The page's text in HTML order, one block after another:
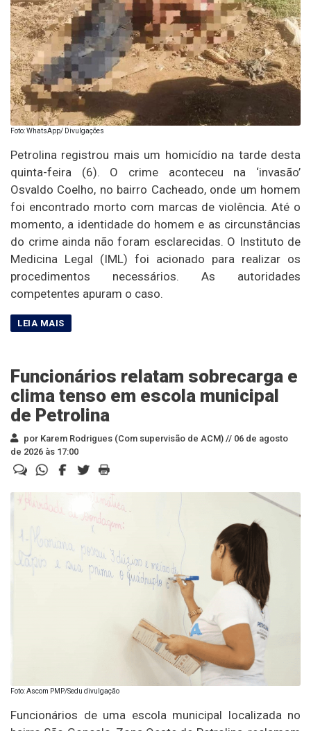
Foto: WhatsApp/ Divulgações
Petrolina registrou mais um homicídio na tarde desta
quinta-feira (6). O crime aconteceu na ‘invasão’
Osvaldo Coelho, no bairro Cacheado, onde um homem
foi encontrado morto com marcas de violência. Até o
momento, a identidade do homem e as circunstâncias
do crime ainda não foram esclarecidas. O Instituto de
Medicina Legal (IML) foi acionado para realizar os
procedimentos necessários. As autoridades
competentes apuram o caso.
Funcionários relatam sobrecarga e
clima tenso em escola municipal
de Petrolina
por Karem Rodrigues (Com supervisão de ACM) // 06 de agosto
de 2026 às 17:00
Foto: Ascom PMP/Sedu divulgação
Funcionários de uma escola municipal localizada no